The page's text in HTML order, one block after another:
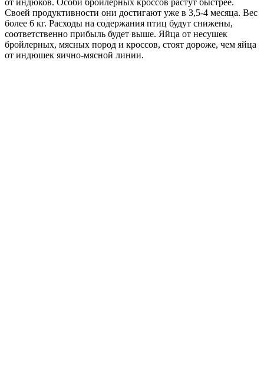
от индюков. Особи бройлерных кроссов растут быстрее.
Своей продуктивности они достигают уже в 3,5-4 месяца. Вес
более 6 кг. Расходы на содержания птиц будут снижены,
соответственно прибыль будет выше. Яйца от несушек
бройлерных, мясных пород и кроссов, стоят дороже, чем яйца
от индюшек яично-мясной линии.